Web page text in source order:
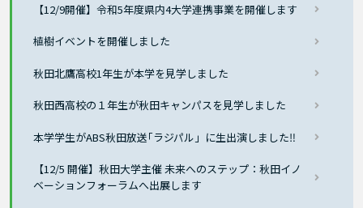
【12/9開催】令和5年度県内4大学連携事業を開催します
植樹イベントを開催しました
秋田北鷹高校1年生が本学を見学しました
秋田西高校の１年生が秋田キャンパスを見学しました
本学学生がABS秋田放送｢ラジパル」に生出演しました‼
【12/5 開催】秋田大学主催 未来へのステップ：秋田イノ
ベーションフォーラムへ出展します